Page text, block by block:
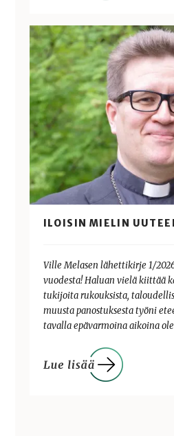
ILOISIN MIELIN
Ville Melasen lähettikirje 1/
vuodesta! Haluan vielä kiittää
tukijoita rukouksista,
muusta panostuksesta työni
tavalla epävarmoina aikoina